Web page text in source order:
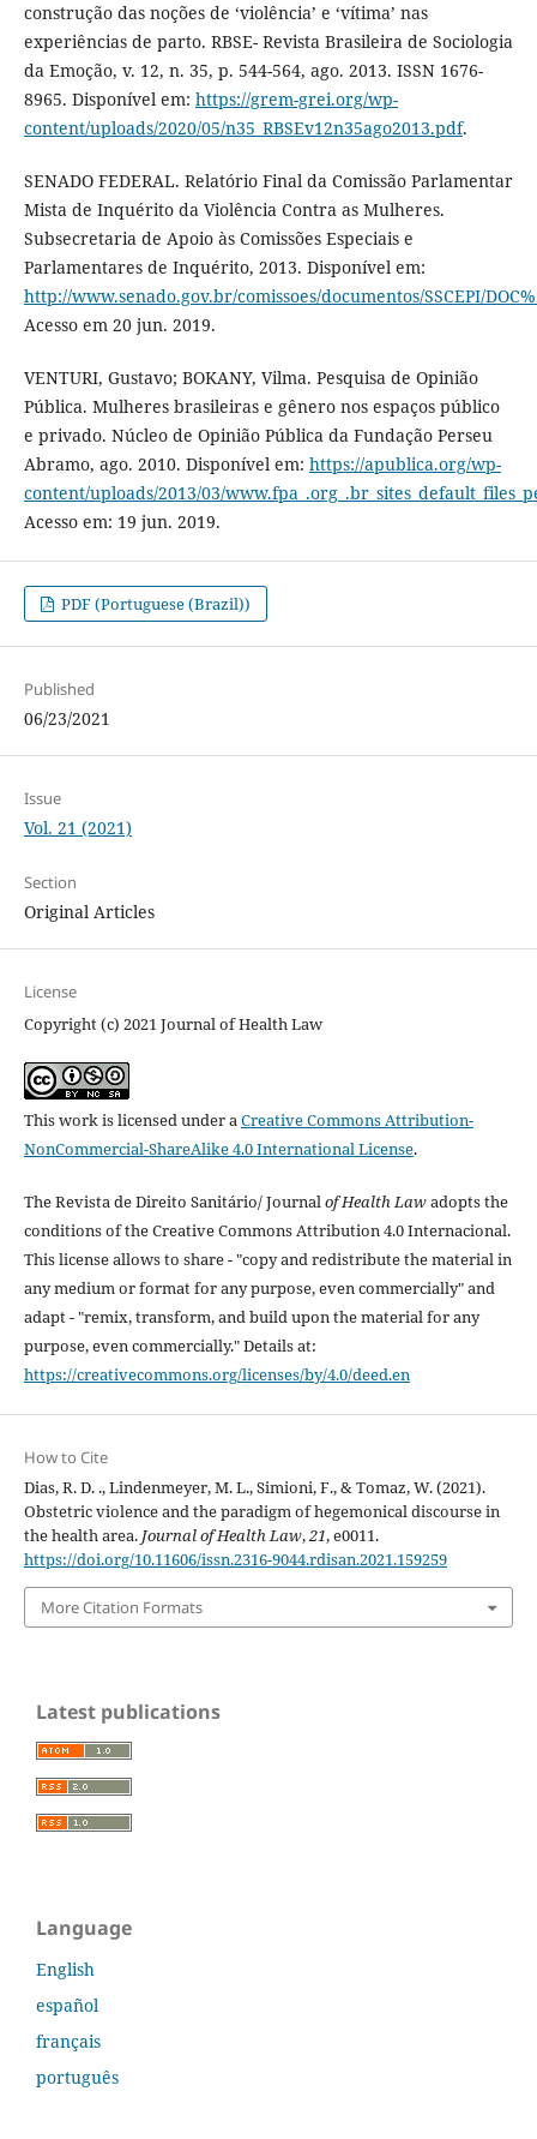
construção das noções de ‘violência’ e ‘vítima’ nas
experiências de parto. RBSE- Revista Brasileira de Sociologia
da Emoção, v. 12, n. 35, p. 544-564, ago. 2013. ISSN 1676-
8965. Disponível em: https://grem-grei.org/wp-
content/uploads/2020/05/n35_RBSEv12n35ago2013.pdf.
SENADO FEDERAL. Relatório Final da Comissão Parlamentar
Mista de Inquérito da Violência Contra as Mulheres.
Subsecretaria de Apoio às Comissões Especiais e
Parlamentares de Inquérito, 2013. Disponível em:
http://www.senado.gov.br/comissoes/documentos/SSCEPI/
Acesso em 20 jun. 2019.
VENTURI, Gustavo; BOKANY, Vilma. Pesquisa de Opinião
Pública. Mulheres brasileiras e gênero nos espaços público
e privado. Núcleo de Opinião Pública da Fundação Perseu
Abramo, ago. 2010. Disponível em: https://apublica.org/wp-
content/uploads/2013/03/
Acesso em: 19 jun. 2019.
PDF (Portuguese (Brazil))
Published
06/23/2021
Issue
Vol. 21 (2021)
Section
Original Articles
License
Copyright (c) 2021 Journal of Health Law
This work is licensed under aCreative Commons Attribution-
NonCommercial-ShareAlike 4.0 International License.
The Revista de Direito Sanitário/ Journalof Health Lawadopts the
conditions of the Creative Commons Attribution 4.0 Internacional.
This license allows to share - "copy and redistribute the material in
any medium or format for any purpose, even commercially" and
adapt - "remix, transform, and build upon the material for any
purpose, even commercially." Details at:
https://creativecommons.org/licenses/by/4.0/deed.en
How to Cite
Dias, R. D. ., Lindenmeyer, M. L., Simioni, F., & Tomaz, W. (2021).
Obstetric violence and the paradigm of hegemonical discourse in
the health area. Journal of Health Law,21, e0011.
https://doi.org/10.11606/issn.2316-9044.rdisan.2021.159259
More Citation Formats
Latest publications
Language
English
español
français
português